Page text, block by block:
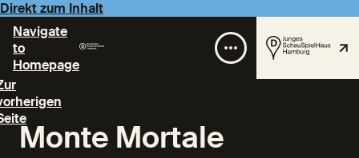
Direkt zum Inhalt
Navigate
to
Homepage
Monte Mortale